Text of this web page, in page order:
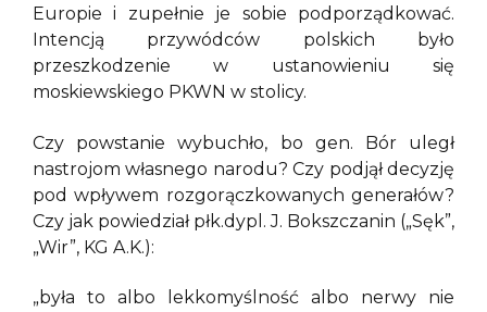
Europie i zupełnie je sobie podporządkować.
Intencją przywódców polskich było
przeszkodzenie w ustanowieniu się
moskiewskiego PKWN w stolicy.
Czy powstanie wybuchło, bo gen. Bór uległ
nastrojom własnego narodu? Czy podjął decyzję
pod wpływem rozgorączkowanych generałów?
Czy jak powiedział płk.dypl. J. Bokszczanin („Sęk”,
„Wir”, KG A.K.):
„była to albo lekkomyślność albo nerwy nie